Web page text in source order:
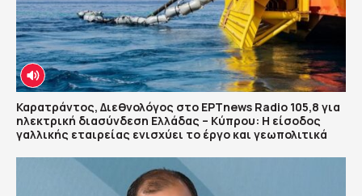
Καρατράντος, Διεθνολόγος στο ΕΡΤnews Radio 105,8 για
ηλεκτρική διασύνδεση Ελλάδας – Κύπρου: Η είσοδος
γαλλικής εταιρείας ενισχύει το έργο και γεωπολιτικά